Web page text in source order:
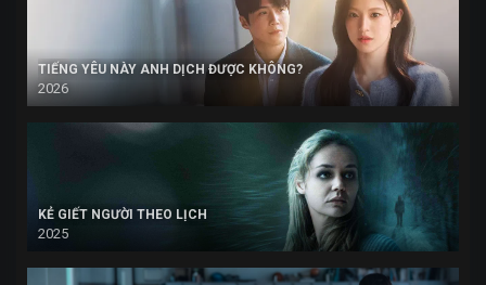
TIẾNG YÊU NÀY ANH DỊCH ĐƯỢC KHÔNG?
2026
KẺ GIẾT NGƯỜI THEO LỊCH
2025